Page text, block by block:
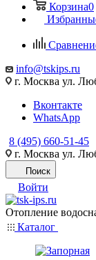
Корзина0
info@tskips.ru
г. Москва ул.
Вконтакте
WhatsApp
8 (495) 660-51-45
г. Москва ул.
Поиск
Войти
Отопление
Каталог